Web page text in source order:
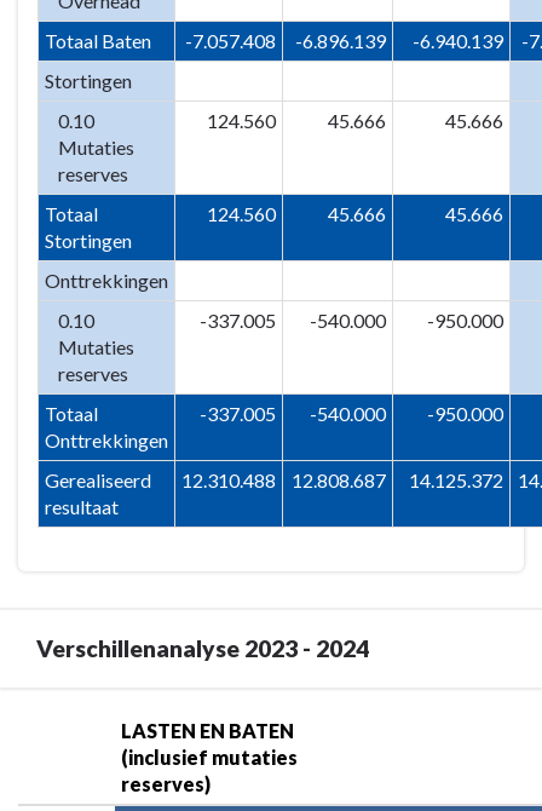
Totaal Baten -7.057.408 -6.896.139 -6.940.139
-
Stortingen
0.10
Mutaties
reserves
124.560 45.666 45.666
Totaal
Stortingen
124.560 45.666 45.666
Onttrekkingen
0.10
Mutaties
reserves
-337.005 -540.000 -950.000
Totaal
Onttrekkingen
-337.005 -540.000 -950.000
Gerealiseerd
resultaat
12.310.488 12.808.687 14.125.372
Verschillenanalyse 2023 - 2024
LASTEN EN BATEN
(inclusief mutaties
reserves)